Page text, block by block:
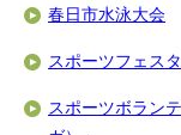
春日市水泳大会
スポーツフェスタ
スポーツボラン